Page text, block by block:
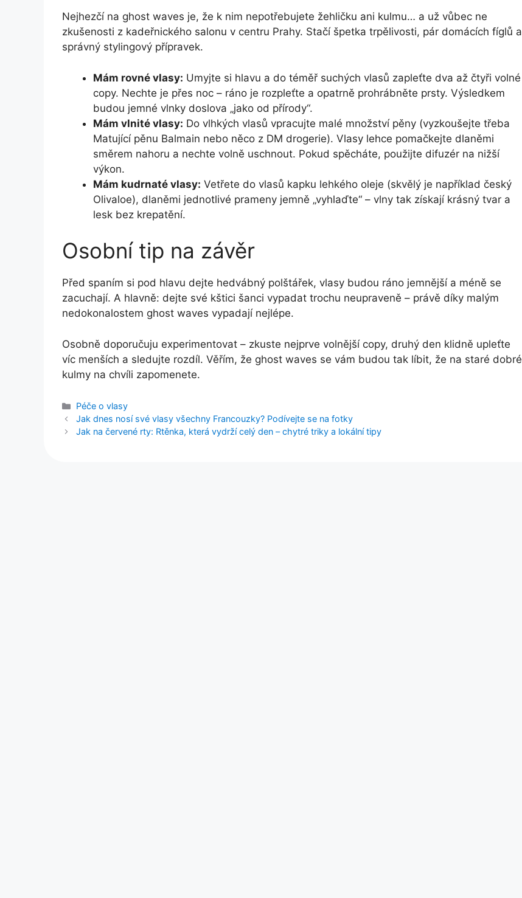
Nejhezčí na ghost waves je, že k nim nepotřebujete žehličku ani kulmu… a už vůbec ne
zkušenosti z kadeřnického salonu v centru Prahy. Stačí špetka trpělivosti, pár domácích fíglů a
správný stylingový přípravek.
Mám rovné vlasy: Umyjte si hlavu a do téměř suchých vlasů zapleťte dva až čtyři volné
copy. Nechte je přes noc – ráno je rozpleťte a opatrně prohrábněte prsty. Výsledkem
budou jemné vlnky doslova „jako od přírody“.
Mám vlnité vlasy: Do vlhkých vlasů vpracujte malé množství pěny (vyzkoušejte třeba
Matující pěnu Balmain nebo něco z DM drogerie). Vlasy lehce pomačkejte dlaněmi
směrem nahoru a nechte volně uschnout. Pokud spěcháte, použijte difuzér na nižší
výkon.
Mám kudrnaté vlasy: Vetřete do vlasů kapku lehkého oleje (skvělý je například český
Olivaloe), dlaněmi jednotlivé prameny jemně „vyhlaďte“ – vlny tak získají krásný tvar a
lesk bez krepatění.
Osobní tip na závěr
Před spaním si pod hlavu dejte hedvábný polštářek, vlasy budou ráno jemnější a méně se
zacuchají. A hlavně: dejte své kštici šanci vypadat trochu neupraveně – právě díky malým
nedokonalostem ghost waves vypadají nejlépe.
Osobně doporučuju experimentovat – zkuste nejprve volnější copy, druhý den klidně upleťte
víc menších a sledujte rozdíl. Věřím, že ghost waves se vám budou tak líbit, že na staré dobré
kulmy na chvíli zapomenete.
Rubriky
Péče o vlasy
Jak dnes nosí své vlasy všechny Francouzky? Podívejte se na fotky
Jak na červené rty: Rtěnka, která vydrží celý den – chytré triky a lokální tipy